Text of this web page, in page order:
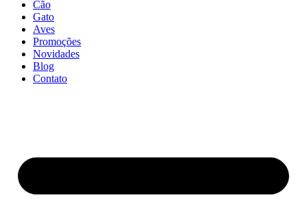
Cão
Gato
Aves
Promoções
Novidades
Blog
Contato